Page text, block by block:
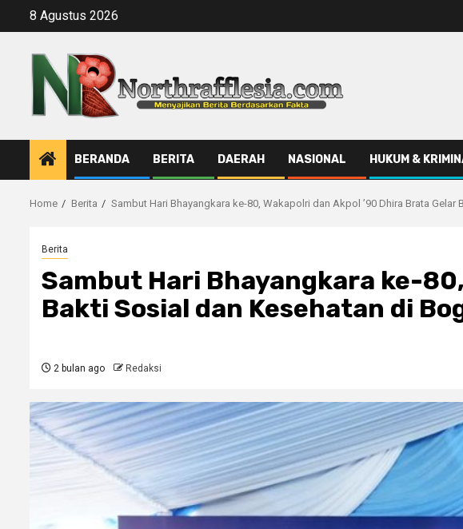
8 Agustus 2026
BERANDA BERITA DAERAH NASIONAL HUKUM &
Home Berita Sambut Hari Bhayangkara ke-80, Wakapolri dan Akpol ’90 Dhira Brata
Berita
Sambut Hari Bhayangkara ke-
Bakti Sosial dan Kesehatan di
2 bulan ago Redaksi